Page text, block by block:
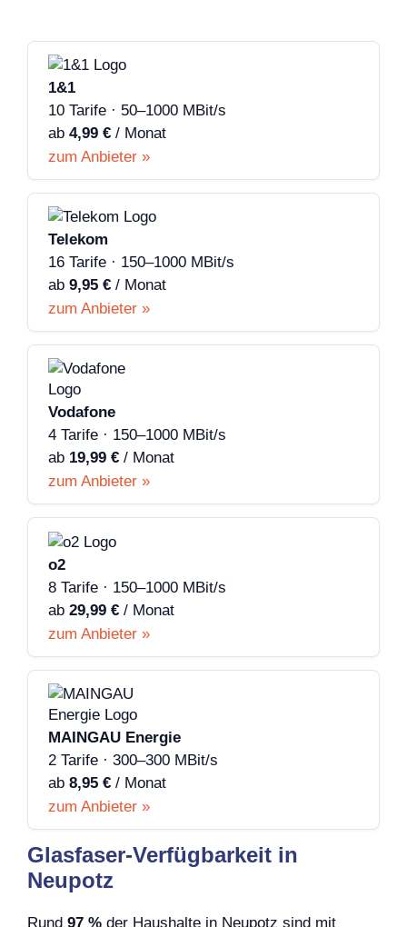
1&1
10 Tarife · 50–1000 MBit/s
ab 4,99 € / Monat
zum Anbieter »
Telekom
16 Tarife · 150–1000 MBit/s
ab 9,95 € / Monat
zum Anbieter »
Vodafone
4 Tarife · 150–1000 MBit/s
ab 19,99 € / Monat
zum Anbieter »
o2
8 Tarife · 150–1000 MBit/s
ab 29,99 € / Monat
zum Anbieter »
MAINGAU Energie
2 Tarife · 300–300 MBit/s
ab 8,95 € / Monat
zum Anbieter »
Glasfaser-Verfügbarkeit in
Neupotz
Rund 97 % der Haushalte in Neupotz sind mit